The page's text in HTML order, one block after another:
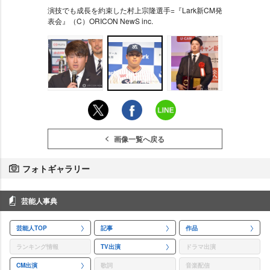
演技でも成長を約束した村上宗隆選手=『Lark新CM発
表会』（C）ORICON NewS inc.
画像一覧へ戻る
フォトギャラリー
芸能人事典
芸能人TOP 記事 作品
ランキング情報 TV出演 ドラマ出演
CM出演 歌詞 音楽配信